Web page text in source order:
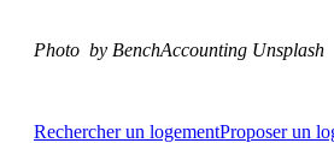
Photo by BenchAccounting Unsplash
Rechercher un logementProposer un